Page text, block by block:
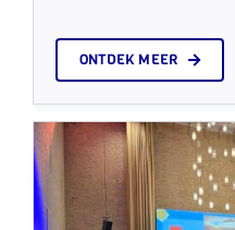
ONTDEK MEER